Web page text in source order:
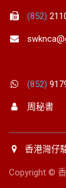
(852)
(852)
周秘書
香港灣仔
Copyright ©